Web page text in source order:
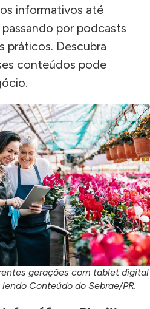
informativos até
por podcasts
práticos. Descubra
conteúdos pode
gerações com tablet digital
Conteúdo do Sebrae/PR.